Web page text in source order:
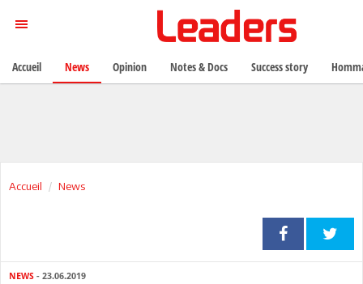
Accueil News
NEWS - 23.06.2019
Accueil News Opinion Notes & Docs Success story